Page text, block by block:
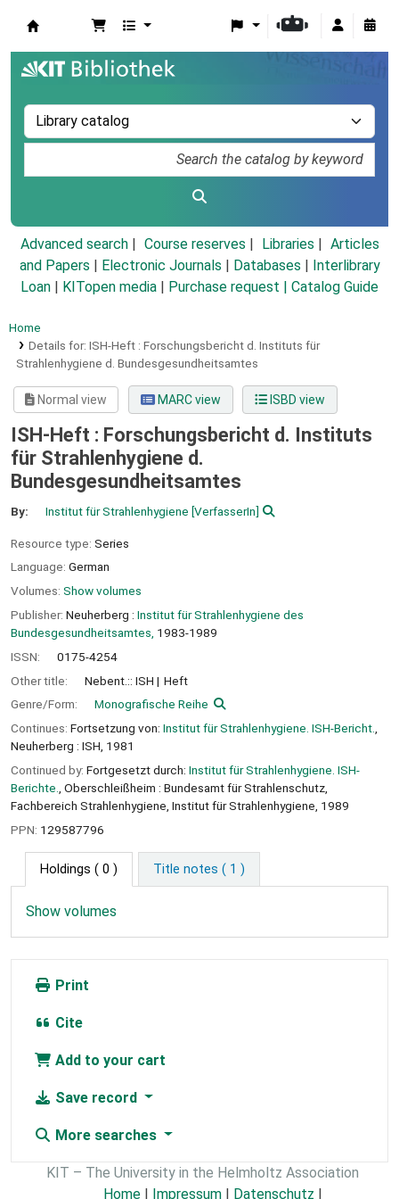
Advanced search Course reserves Libraries
Articles
and Papers
Electronic Journals Databases
Interlibrary
Loan
KITopen media Purchase request | Catalog Guide
Home
Details for: ISH-Heft : Forschungsbericht d. Instituts für
Strahlenhygiene d. Bundesgesundheitsamtes
Normal view MARC view ISBD view
ISH-Heft : Forschungsbericht d. Instituts
für Strahlenhygiene d.
Bundesgesundheitsamtes
By: Institut für Strahlenhygiene [VerfasserIn]
Resource type: Series
Language: German
Volumes: Show volumes
Publisher: Neuherberg : Institut für Strahlenhygiene des
Bundesgesundheitsamtes, 1983-1989
ISSN:
0175-4254
Other title:
Nebent.:: ISH
Heft
Genre/Form:
Monografische Reihe
Continues: Fortsetzung von: Institut für Strahlenhygiene. ISH-Bericht.
Neuherberg : ISH, 1981
Continued by: Fortgesetzt durch: Institut für Strahlenhygiene. ISH-
Berichte.
, Oberschleißheim : Bundesamt für Strahlenschutz,
Fachbereich Strahlenhygiene, Institut für Strahlenhygiene, 1989
PPN: 129587796
Holdings ( 0 ) Title notes ( 1 )
Show volumes
Print
Cite
Add to your cart
Save record
More searches
KIT – The University in the Helmholtz Association
Home | Impressum | Datenschutz |